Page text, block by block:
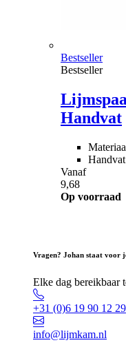
Bestseller
Bestseller
Handvat
Vanaf
9,68
Op voorraad
Vragen? Johan staat voor
Elke dag bereikbaar
+31 (0)6 19 90 12 29
info@lijmkam.nl